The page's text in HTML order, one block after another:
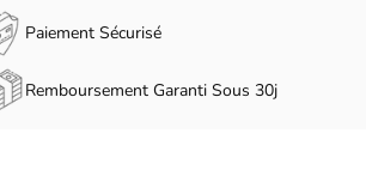
Paiement Sécurisé
Remboursement Garanti Sous 30j